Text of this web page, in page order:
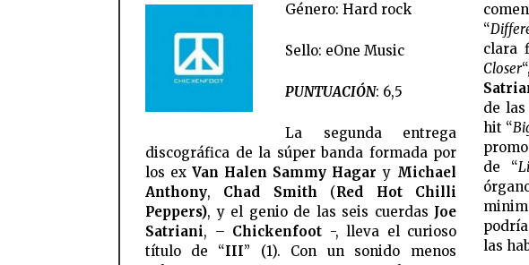
Género: Hard rock
Sello: eOne Music
PUNTUACIÓN: 6,5
La segunda entrega
discográfica de la súper banda formada por
los ex Van Halen Sammy Hagar y Michael
Anthony, Chad Smith (Red Hot Chilli
Peppers), y el genio de las seis cuerdas Joe
Satriani, – Chickenfoot -, lleva el curioso
título de “III” (1). Con un sonido menos
“
clara
Closer
de
hit “
de “
las